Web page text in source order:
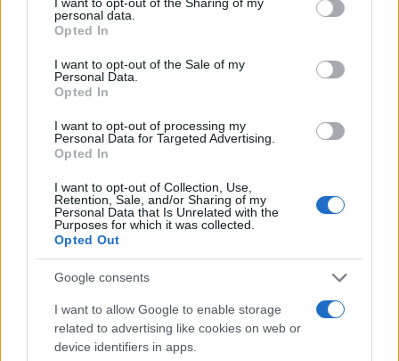
grant or deny consent to Google and its third-party tags to
use your data for below specified purposes in below Google
consent section.
personal data.
Opted In
I want to opt-out of the Sale of my
Personal Data.
Opted In
I want to opt-out of processing my
Personal Data for Targeted Advertising.
Opted In
I want to opt-out of Collection, Use,
Retention, Sale, and/or Sharing of my
Personal Data that Is Unrelated with the
Purposes for which it was collected.
Opted Out
Google consents
I want to allow Google to enable storage
related to advertising like cookies on web or
device identifiers in apps.
Scopri Rocca San Giovanni, il borgo abruzzese tra
mare e storia
Cristian Castiglioni · 8 Ago 2026
LIFESTYLE